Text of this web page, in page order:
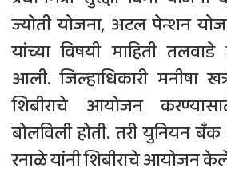
ज्योती योजना, अटल पेन्शन
यांच्या विषयी माहिती तलवाडे
आली. जिल्हाधिकारी मनीषा
शिबीराचे आयोजन
बोलविली होती. तरी युनियन
रनाळे यांनी शिबीराचे आयोजन